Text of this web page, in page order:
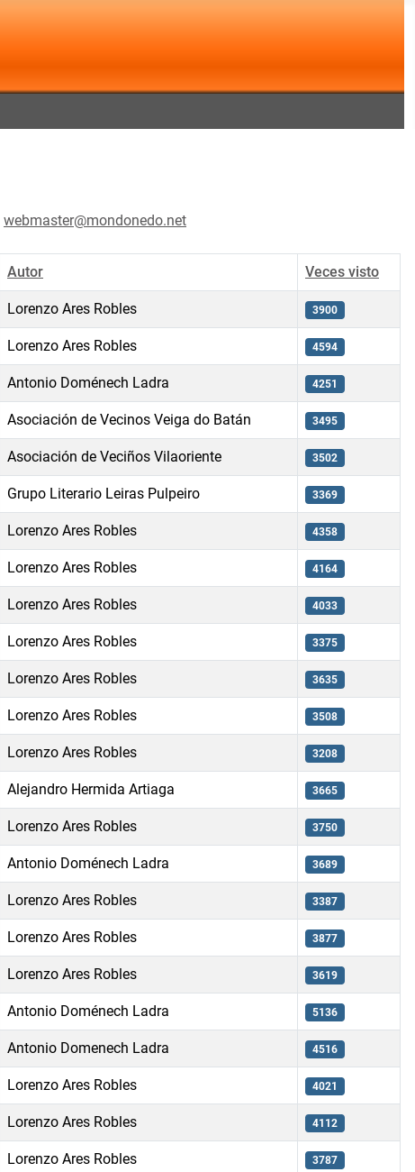
webmaster@mondonedo.net
Autor Veces visto
Lorenzo Ares Robles 3900
Lorenzo Ares Robles 4594
Antonio Doménech Ladra 4251
Asociación de Vecinos Veiga do Batán 3495
Asociación de Veciños Vilaoriente 3502
Grupo Literario Leiras Pulpeiro 3369
Lorenzo Ares Robles 4358
Lorenzo Ares Robles 4164
Lorenzo Ares Robles 4033
Lorenzo Ares Robles 3375
Lorenzo Ares Robles 3635
Lorenzo Ares Robles 3508
Lorenzo Ares Robles 3208
Alejandro Hermida Artiaga 3665
Lorenzo Ares Robles 3750
Antonio Doménech Ladra 3689
Lorenzo Ares Robles 3387
Lorenzo Ares Robles 3877
Lorenzo Ares Robles 3619
Antonio Doménech Ladra 5136
Antonio Domenech Ladra 4516
Lorenzo Ares Robles 4021
Lorenzo Ares Robles 4112
Lorenzo Ares Robles 3787